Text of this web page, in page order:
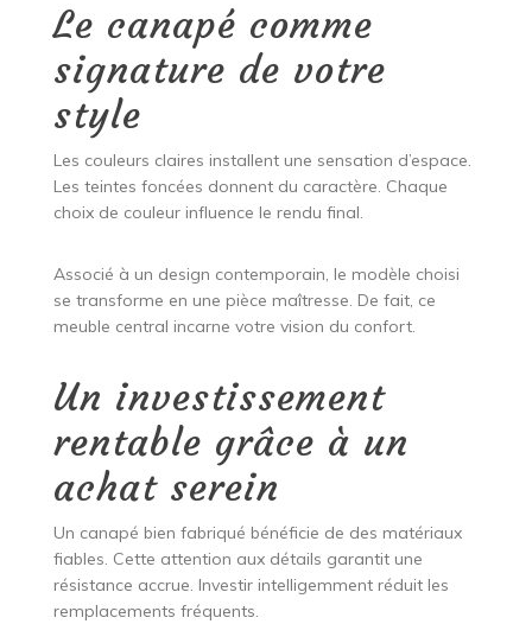
Le canapé comme
signature de votre
style
Les couleurs claires installent une sensation d’espace.
Les teintes foncées donnent du caractère. Chaque
choix de couleur influence le rendu final.
Associé à un design contemporain, le modèle choisi
se transforme en une pièce maîtresse. De fait, ce
meuble central incarne votre vision du confort.
Un investissement
rentable grâce à un
achat serein
Un canapé bien fabriqué bénéficie de des matériaux
fiables. Cette attention aux détails garantit une
résistance accrue. Investir intelligemment réduit les
remplacements fréquents.